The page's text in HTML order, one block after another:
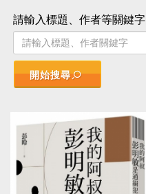
請輸入標題、作者等關鍵字
開始搜尋